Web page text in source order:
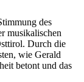
des
musikalischen
Durch die
wie Gerald
betont und das